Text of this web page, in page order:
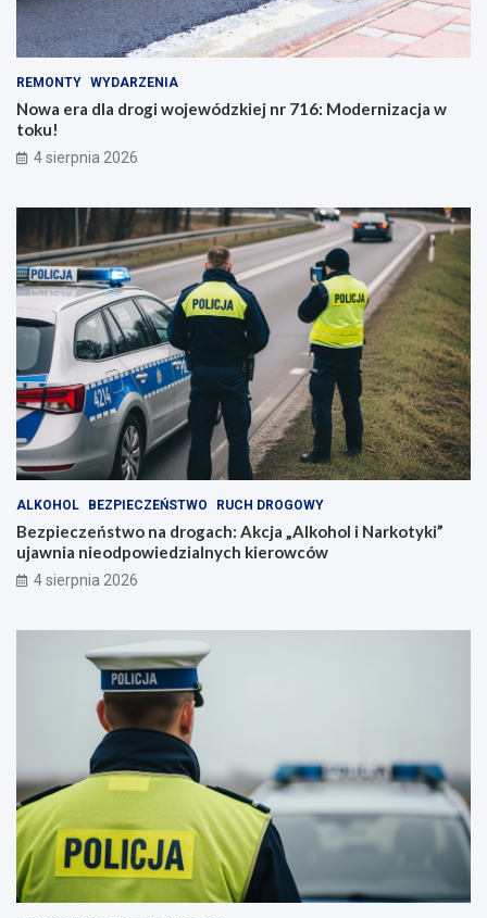
REMONTY WYDARZENIA
Nowa era dla drogi wojewódzkiej nr 716: Modernizacja w
toku!
4 sierpnia 2026
ALKOHOL BEZPIECZEŃSTWO RUCH DROGOWY
Bezpieczeństwo na drogach: Akcja „Alkohol i Narkotyki”
ujawnia nieodpowiedzialnych kierowców
4 sierpnia 2026